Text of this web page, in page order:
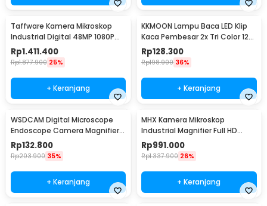
Taffware Kamera Mikroskop
Industrial Digital 48MP 1080P
130X - WR63HW
Rp1.411.400
Rp1.877.900 25%
+ Keranjang
KKMOON Lampu Baca LED Klip
Kaca Pembesar 2x Tri Color 12W
1200 Lumens - HP-P6
Rp128.300
Rp198.900 36%
+ Keranjang
WSDCAM Digital Microscope
Endoscope Camera Magnifier
1600X - WS1600
Rp132.800
Rp203.900 35%
+ Keranjang
MHX Kamera Mikroskop
Industrial Magnifier Full HD
48MP 2K - V8
Rp991.000
Rp1.337.900 26%
+ Keranjang